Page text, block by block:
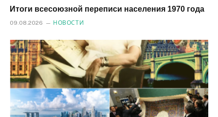
Итоги всесоюзной переписи населения 1970 года
09.08.2026 НОВОСТИ